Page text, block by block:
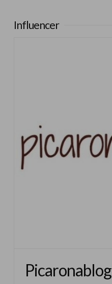
Influencer
Picaronablog